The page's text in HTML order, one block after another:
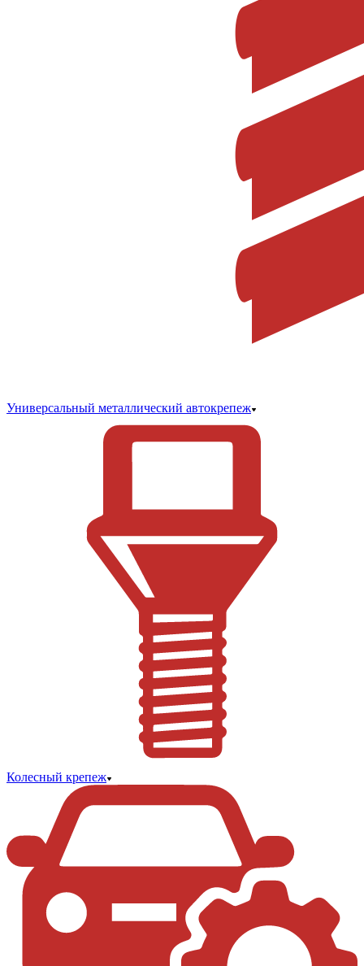
Универсальный металлический автокрепеж
Колесный крепеж